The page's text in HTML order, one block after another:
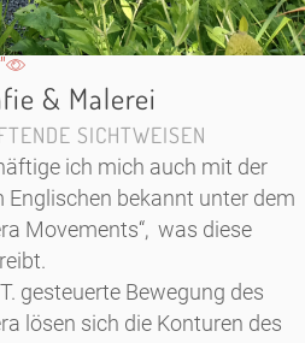
& Malerei
SICHTWEISEN
ich mich auch mit der
Englischen bekannt unter dem
Movements“, was diese
gesteuerte Bewegung des
lösen sich die Konturen des